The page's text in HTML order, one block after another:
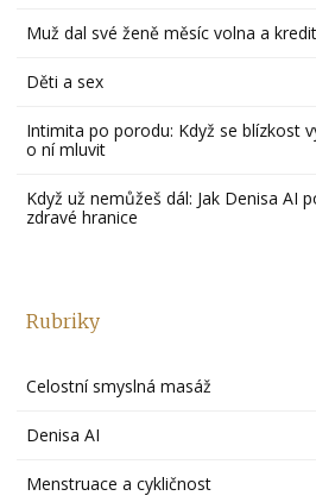
Muž dal své ženě měsíc volna a
Děti a sex
Intimita po porodu: Když se blízkost
o ní mluvit
Když už nemůžeš dál: Jak Denisa AI
zdravé hranice
Rubriky
Celostní smyslná masáž
Denisa AI
Menstruace a cykličnost